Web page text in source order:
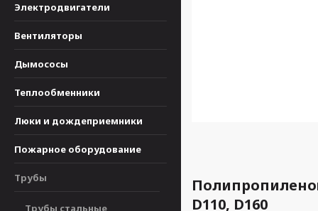
Электродвигатели
Вентиляторы
Дымососы
Теплообменники
Люки и дождеприемники
Пожарное оборудование
Трубы
Трубы стальные
D110, D160